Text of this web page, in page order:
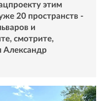
этим
20 пространств -
и
смотрите,
Александр